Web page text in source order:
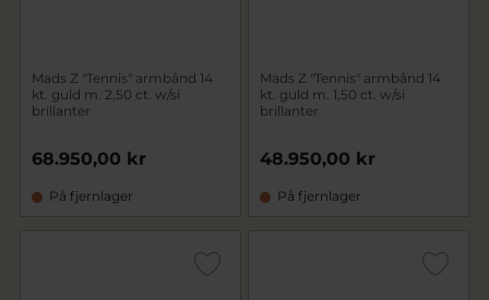
Mads Z "Tennis" armbånd 14
kt. guld m. 2,50 ct. w/si
brillanter
68.950,00 kr
På fjernlager
Mads Z "Tennis" armbånd 14
kt. guld m. 1,50 ct. w/si
brillanter
48.950,00 kr
På fjernlager